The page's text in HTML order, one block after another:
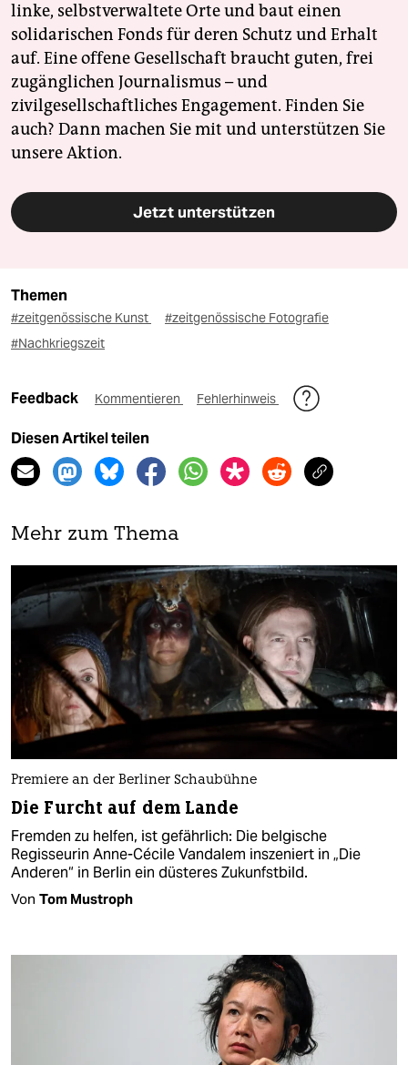
linke, selbstverwaltete Orte und baut einen
solidarischen Fonds für deren Schutz und Erhalt
auf. Eine offene Gesellschaft braucht guten, frei
zugänglichen Journalismus – und
zivilgesellschaftliches Engagement. Finden Sie
auch? Dann machen Sie mit und unterstützen Sie
unsere Aktion.
Jetzt unterstützen
Themen
#zeitgenössische Kunst
#zeitgenössische Fotografie
#Nachkriegszeit
Feedback Kommentieren Fehlerhinweis
Diesen Artikel teilen
Mehr zum Thema
Premiere an der Berliner Schaubühne
Die Furcht auf dem Lande
Fremden zu helfen, ist gefährlich: Die belgische
Regisseurin Anne-Cécile Vandalem inszeniert in „Die
Anderen“ in Berlin ein düsteres Zukunfstbild.
Von Tom Mustroph